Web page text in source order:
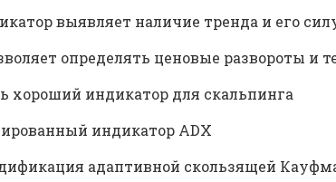
выявляет наличие тренда и его
определять ценовые развороты и
хороший индикатор для скальпинга
индикатор ADX
адаптивной скользящей